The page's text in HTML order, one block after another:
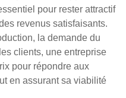
pour rester attractif
revenus satisfaisants.
la demande du
clients, une entreprise
pour répondre aux
en assurant sa viabilité